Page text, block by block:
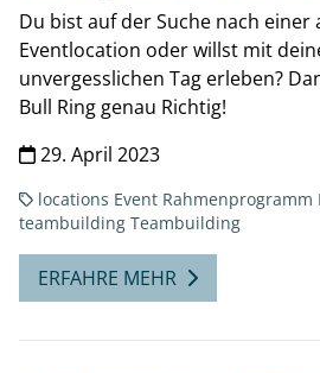
Du bist auf der Suche nach
Eventlocation oder willst mit
unvergesslichen Tag erleben?
Bull Ring genau Richtig!
29. April 2023
locations Event Rahmenprogramm
teambuilding Teambuilding
ERFAHRE MEHR